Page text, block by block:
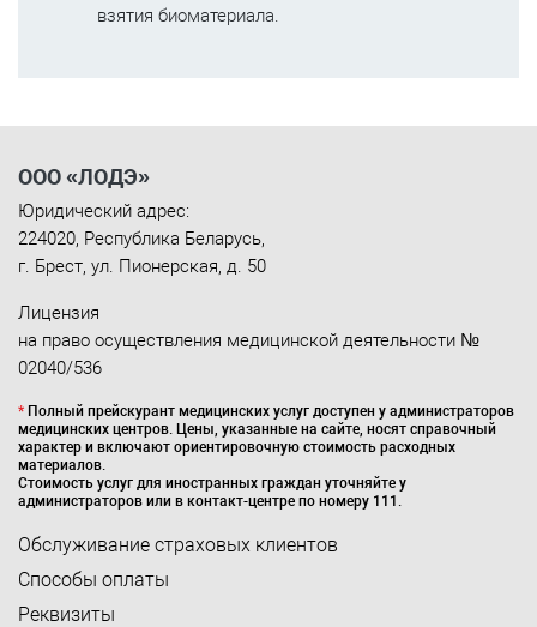
взятия биоматериала.
ООО «ЛОДЭ»
Юридический адрес:
224020, Республика Беларусь,
г. Брест, ул. Пионерская, д. 50
Лицензия
на право осуществления медицинской деятельности №
02040/536
* Полный прейскурант медицинских услуг доступен у администраторов
медицинских центров. Цены, указанные на сайте, носят справочный
характер и включают ориентировочную стоимость расходных
материалов.
Стоимость услуг для иностранных граждан уточняйте у
администраторов или в контакт-центре по номеру 111.
Обслуживание страховых клиентов
Способы оплаты
Реквизиты